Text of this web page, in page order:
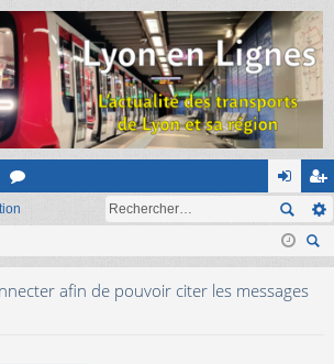
or on
ne
ns
cri
ec
her
afin de pouvoir citer les messages